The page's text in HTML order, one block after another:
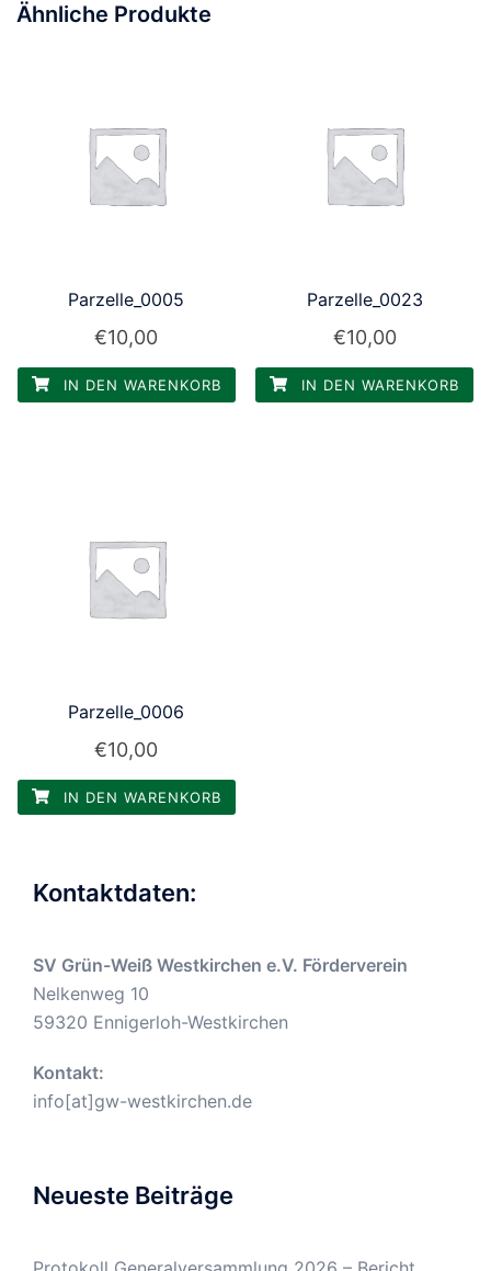
Ähnliche Produkte
Parzelle_0005
€10,00
IN DEN WARENKORB
Parzelle_0023
€10,00
IN DEN WARENKORB
Parzelle_0006
€10,00
IN DEN WARENKORB
Kontaktdaten:
SV Grün-Weiß Westkirchen e.V. Förderverein
Nelkenweg 10
59320 Ennigerloh-Westkirchen
Kontakt:
info[at]gw-westkirchen.de
Neueste Beiträge